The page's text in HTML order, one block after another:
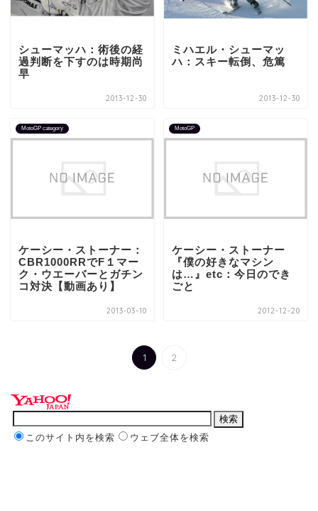
シューマッハ：術後の経
過判断を下すのは時期尚
早
2013-12-30
ミハエル・シューマッ
ハ：スキー転倒、危篤
2013-12-30
MotoGP category
ケーシー・ストーナー：
CBR1000RRでF１マー
ク・ウエーバーとガチン
コ対決【動画あり】
2013-03-10
MotoGP
ケーシー・ストーナー
『僕の好きなマシン
は…』etc：今日のでき
ごと
2012-12-20
1 2
このサイト内を検索 ウェブ全体を検索